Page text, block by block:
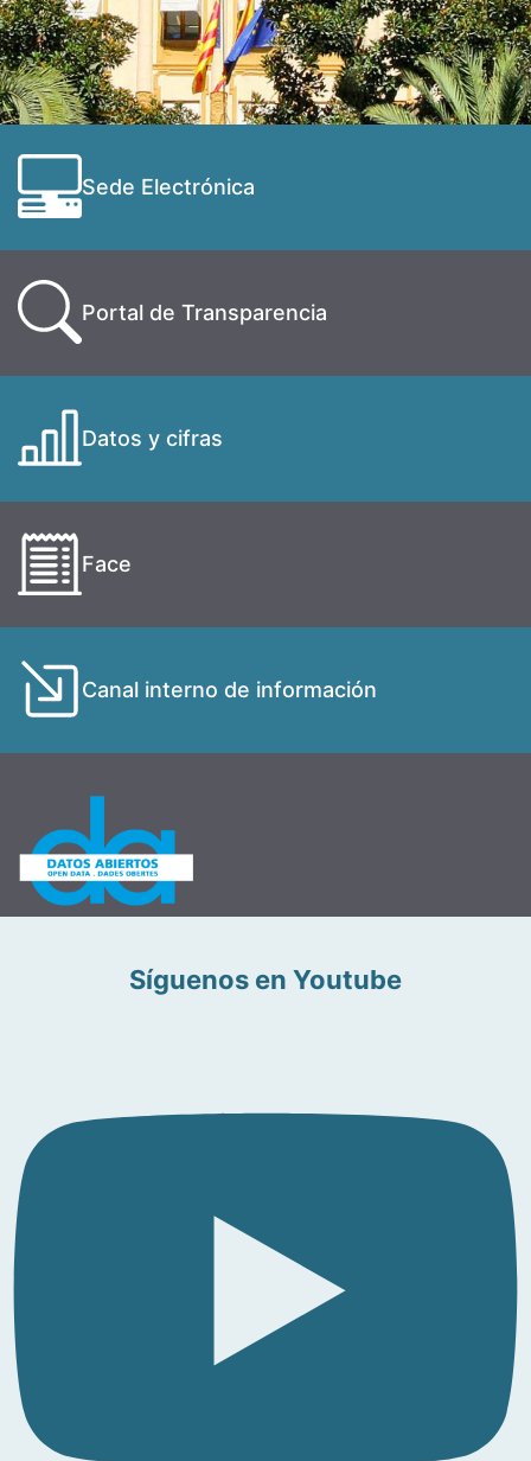
Sede Electrónica
Portal de Transparencia
Datos y cifras
Face
Canal interno de información
Síguenos en Youtube